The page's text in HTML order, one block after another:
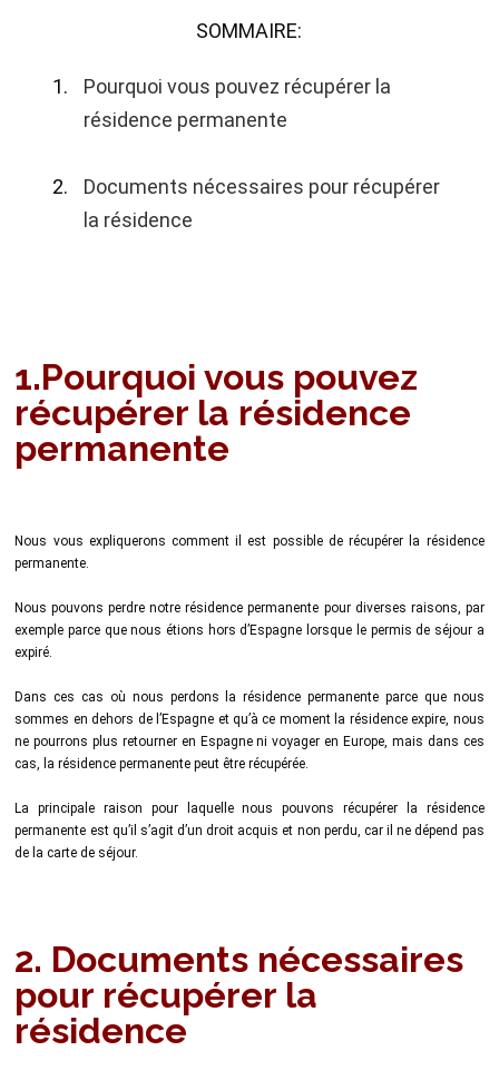
SOMMAIRE:
Pourquoi vous pouvez récupérer la
résidence permanente
Documents nécessaires pour récupérer
la résidence
1.Pourquoi vous pouvez
récupérer la résidence
permanente
Nous vous expliquerons comment il est possible de récupérer la résidence
permanente.
Nous pouvons perdre notre résidence permanente pour diverses raisons, par
exemple parce que nous étions hors d’Espagne lorsque le permis de séjour a
expiré.
Dans ces cas où nous perdons la résidence permanente parce que nous
sommes en dehors de l’Espagne et qu’à ce moment la résidence expire, nous
ne pourrons plus retourner en Espagne ni voyager en Europe, mais dans ces
cas, la résidence permanente peut être récupérée.
La principale raison pour laquelle nous pouvons récupérer la résidence
permanente est qu’il s’agit d’un droit acquis et non perdu, car il ne dépend pas
de la carte de séjour.
2. Documents nécessaires
pour récupérer la
résidence